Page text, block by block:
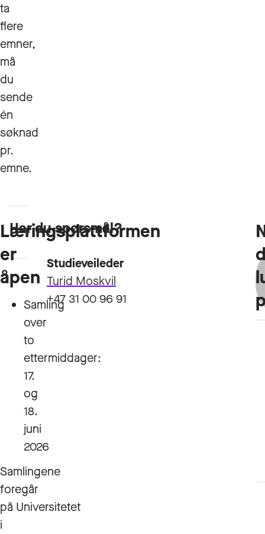
ta
flere
emner,
må
du
sende
én
søknad
pr.
emne.
Læringsplattformen
er
åpen
Samling
over
to
ettermiddager:
17.
og
18.
juni
2026
Samlingene
foregår
på Universitetet
i
Opptakskrav
Har du spørsmål?
Studieveileder
Turid Moskvil
+47 31 00 96 91